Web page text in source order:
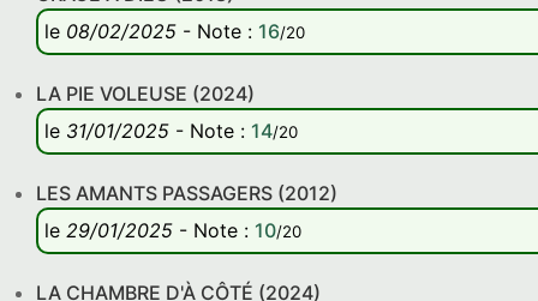
le 08/02/2025 - Note : 16/20
LA PIE VOLEUSE (2024)
le 31/01/2025 - Note : 14/20
LES AMANTS PASSAGERS (2012)
le 29/01/2025 - Note : 10/20
LA CHAMBRE D'À CÔTÉ (2024)